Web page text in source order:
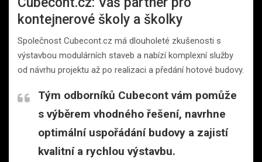
kontejnerové školy a školky
Společnost Cubecont.cz má dlouholeté zkušenosti s
výstavbou modulárních staveb a nabízí komplexní služby
od návrhu projektu až po realizaci a předání hotové budovy.
Tým odborníků Cubecont vám pomůže
s výběrem vhodného řešení, navrhne
optimální uspořádání budovy a zajistí
kvalitní a rychlou výstavbu.